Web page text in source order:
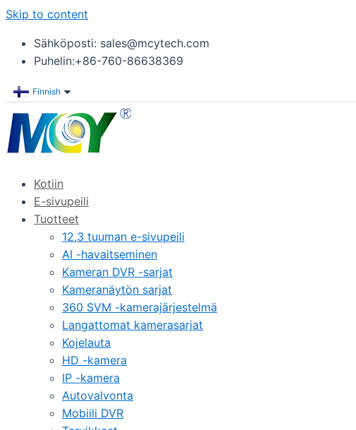
Skip to content
Sähköposti: sales@mcytech.com
Puhelin:+86-760-86638369
Finnish
Kotiin
E-sivupeili
Tuotteet
12,3 tuuman e-sivupeili
AI -havaitseminen
Kameran DVR -sarjat
Kameranäytön sarjat
360 SVM -kamerajärjestelmä
Langattomat kamerasarjat
Kojelauta
HD -kamera
IP -kamera
Autovalvonta
Mobiili DVR